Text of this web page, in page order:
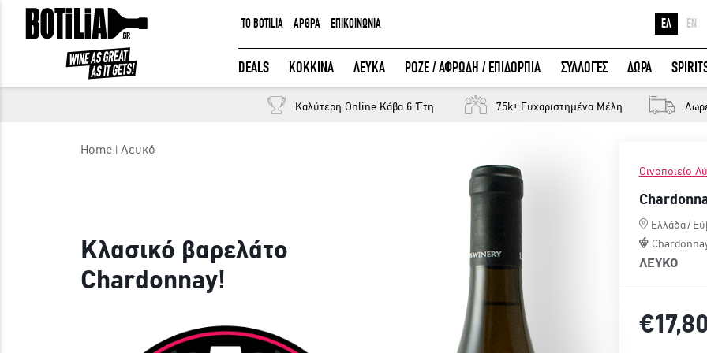
ΕΙΣΟΔΟΣ ΜΕΛΩΝ
Να με θυμάσαι
ΕΙΣΟΔΟΣ ΜΕ FACEBOOK
TO BOTILIA ΑΡΘΡΑ ΕΠΙΚΟΙΝΩΝΙΑ ΕΛ EN
DEALS ΚΟΚΚΙΝΑ ΛΕΥΚΑ ΡΟΖΕ / ΑΦΡΩΔΗ / ΕΠΙΔΟΡΠΙΑ ΣΥΛΛΟΓΕΣ ΔΩΡΑ
Καλύτερη Online Κάβα 6 Έτη 75k+ Ευχαριστημένα Μέλη
Home Λευκό
Κλασικό βαρελάτο
Chardonnay!
Οινοποιείο
Ελλάδα/
ΛΕΥΚΟ
€17,80